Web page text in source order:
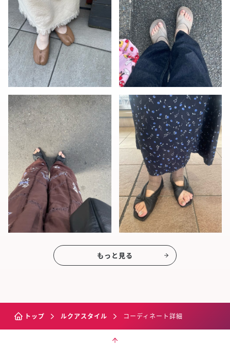
もっと見る
トップ ルクアスタイル コーディネート詳細